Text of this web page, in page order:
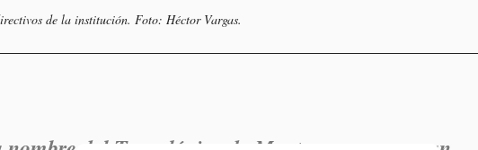
de la institución. Foto: Héctor Vargas.